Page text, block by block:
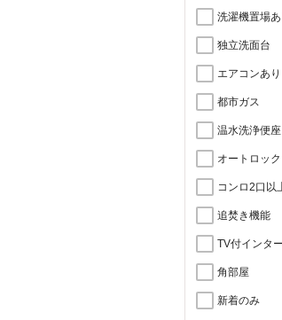
洗濯機置場あ
独立洗面台
エアコンあり
都市ガス
温水洗浄便座
オートロック
コンロ2口以
追焚き機能
TV付インタ
角部屋
新着のみ